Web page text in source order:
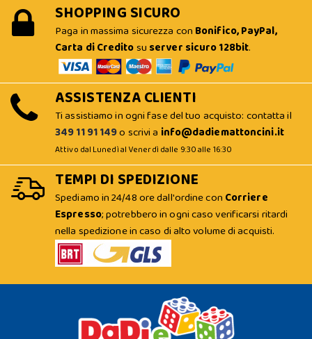
SHOPPING SICURO
Paga in massima sicurezza con Bonifico, PayPal,
Carta di Creditosu server sicuro 128bit.
ASSISTENZA CLIENTI
Ti assistiamo in ogni fase del tuo acquisto: contatta il
349 11 91 149o scrivi a info@dadiemattoncini.it
Attivo dal Lunedì al Venerdì dalle 9:30 alle 16:30
TEMPI DI SPEDIZIONE
Spediamo in 24/48 ore dall'ordine con Corriere
Espresso; potrebbero in ogni caso verificarsi ritardi
nella spedizione in caso di alto volume di acquisti.